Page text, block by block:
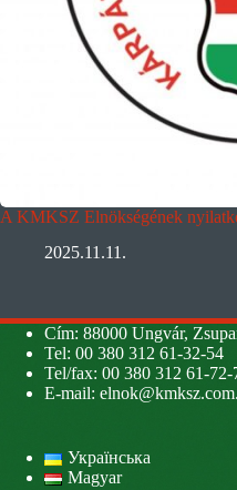
A KMKSZ Elnökségének
2025.11.11.
Cím: 88000 Ungvár,
Tel: 00 380 312 61-32-54
Tel/fax: 00 380 312 61-72-
E-mail:
Українська
Magyar